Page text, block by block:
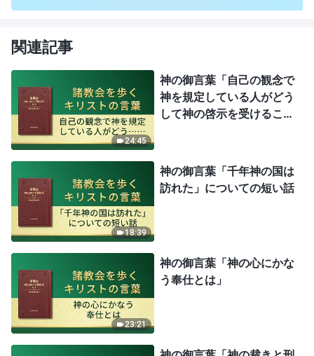
関連記事
24:45
神の御言葉「自己の観念で
神を規定している人がどう
して神の啓示を受けること
18:39
神の御言葉「千年神の国は
訪れた」についての短い話
23:21
神の御言葉「神の心にかな
う奉仕とは」